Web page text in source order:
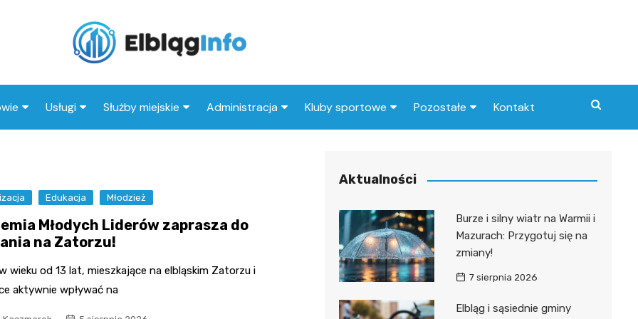
medyczny
Usługi
Taxi
Stacja paliw
Restauracja
Służby miejskie
Policja
Administracja
ZUS
Kluby sportowe
Klub piłkarski
Pozostałe Kontakt
Edukacja Młodzież
Młodych Liderów zaprasza do
na Zatorzu!
wieku od 13 lat, mieszkające na elbląskim Zatorzu i
aktywnie wpływać na
Aktualności
Burze i silny wiatr na Warmii i
Mazurach: Przygotuj się na
zmiany!
7 sierpnia 2026
Elbląg i sąsiednie gminy